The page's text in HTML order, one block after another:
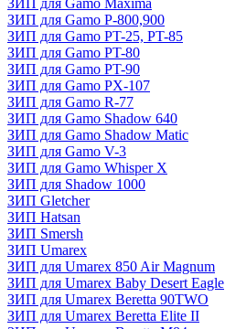
ЗИП для Gamo Maxima
ЗИП для Gamo P-800,900
ЗИП для Gamo PT-25, PT-85
ЗИП для Gamo PT-80
ЗИП для Gamo PT-90
ЗИП для Gamo PX-107
ЗИП для Gamo R-77
ЗИП для Gamo Shadow 640
ЗИП для Gamo Shadow Matic
ЗИП для Gamo V-3
ЗИП для Gamo Whisper X
ЗИП для Shadow 1000
ЗИП Gletcher
ЗИП Hatsan
ЗИП Smersh
ЗИП Umarex
ЗИП для Umarex 850 Air Magnum
ЗИП для Umarex Baby Desert Eagle
ЗИП для Umarex Beretta 90TWO
ЗИП для Umarex Beretta Elite II